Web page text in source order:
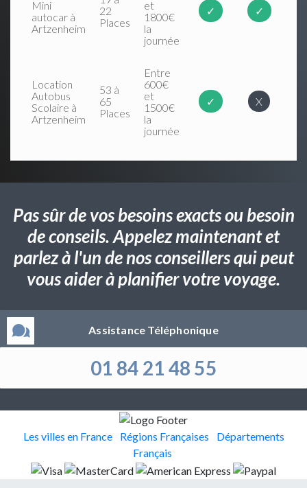
Mini
autocar à
Artzenheim
22
Places
et
1800€
la
journée
✓ ✓
Location
Autobus
Scolaire à
Artzenheim
53 à
65
Places
Entre
600€
et
1500€
la
journée
✓ X
Pas sûr de vos besoins exacts ou besoin
de conseils. Appelez maintenant et
parlez à l'un de nos conseillers qui peut
vous aider à planifier votre voyage.
Assistance Téléphonique
01 84 21 48 55
Les villes en France Régions Françaises
Départements
Français